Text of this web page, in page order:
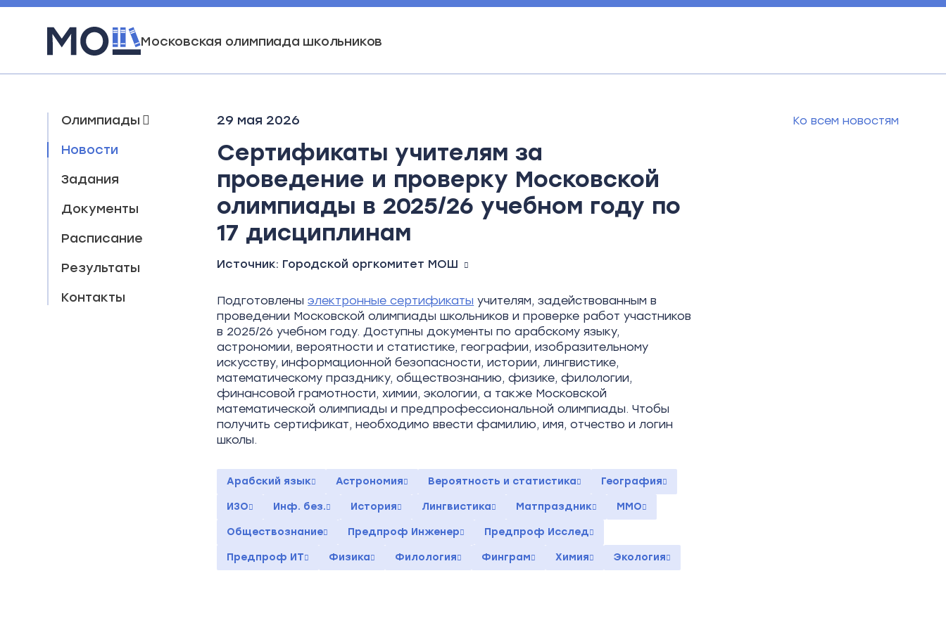
Московская олимпиада школьников
Олимпиады
Новости
Задания
Документы
Расписание
Результаты
Контакты
29 мая 2026 Ко всем новостям
Сертификаты учителям за
проведение и проверку Московской
олимпиады в 2025/26 учебном году по
17 дисциплинам
Источник: Городской оргкомитет МОШ
Подготовленыэлектронные сертификаты учителям, задействованным в
проведении Московской олимпиады школьников и проверке работ участников
в 2025/26 учебном году. Доступны документы по арабскому языку,
астрономии, вероятности и статистике, географии, изобразительному
искусству, информационной безопасности, истории, лингвистике,
математическому празднику, обществознанию, физике, филологии,
финансовой грамотности, химии, экологии, а также Московской
математической олимпиады и предпрофессиональной олимпиады. Чтобы
получить сертификат, необходимо ввести фамилию, имя, отчество и логин
школы.
Арабский язык Астрономия Вероятность и статистика География
ИЗО Инф. без. История Лингвистика Матпраздник ММО
Обществознание Предпроф Инженер Предпроф Исслед
Предпроф ИТ Физика Филология Финграм Химия Экология